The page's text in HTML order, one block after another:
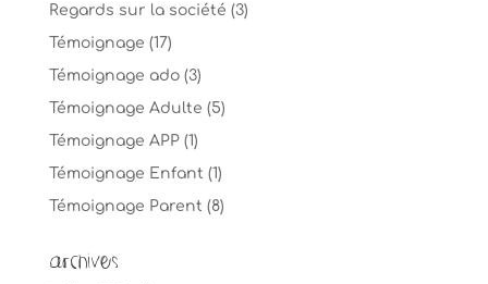
Regards sur la société (3)
Témoignage (17)
Témoignage ado(3)
Témoignage Adulte (5)
Témoignage APP(1)
Témoignage Enfant (1)
Témoignage Parent (8)
Archives